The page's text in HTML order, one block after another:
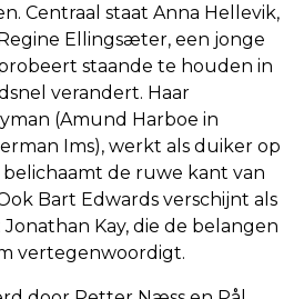
Centraal staat Anna Hellevik,
Ellingsæter, een jonge
staande te houden in
verandert. Haar
(Amund Harboe in
Ims), werkt als duiker op
de ruwe kant van
Bart Edwards verschijnt als
Kay, die de belangen
vertegenwoordigt.